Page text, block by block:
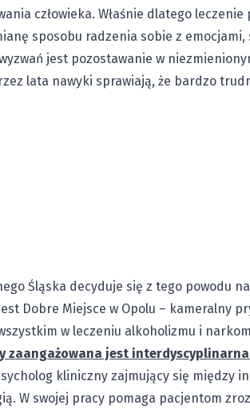
człowieka. Właśnie dlatego
sposobu radzenia sobie z
jest pozostawanie w
lata nawyki sprawiają, że bardzo
Śląska decyduje się z tego powodu
Dobre Miejsce w Opolu – kameralny
w leczeniu alkoholizmu i
zaangażowana jest
kliniczny zajmujący się między
W swojej pracy pomaga pacjentom